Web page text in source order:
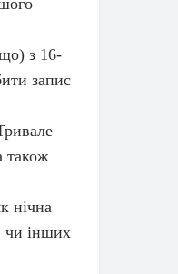
з 16-
запис
також
нічна
чи інших